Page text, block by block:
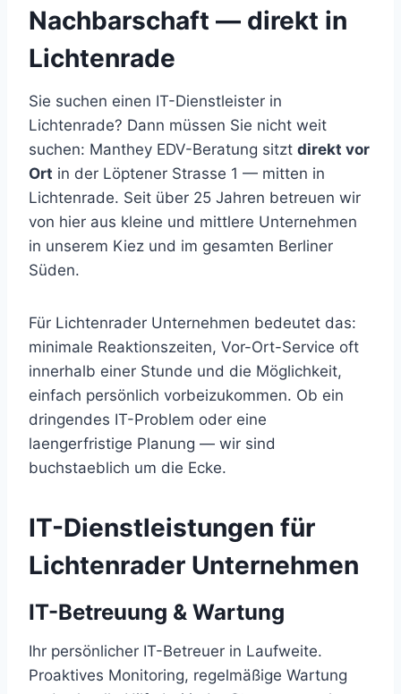
Nachbarschaft — direkt in
Lichtenrade
Sie suchen einen IT-Dienstleister in
Lichtenrade? Dann müssen Sie nicht weit
suchen: Manthey EDV-Beratung sitzt direkt vor
Ort in der Löptener Strasse 1 — mitten in
Lichtenrade. Seit über 25 Jahren betreuen wir
von hier aus kleine und mittlere Unternehmen
in unserem Kiez und im gesamten Berliner
Süden.
Für Lichtenrader Unternehmen bedeutet das:
minimale Reaktionszeiten, Vor-Ort-Service oft
innerhalb einer Stunde und die Möglichkeit,
einfach persönlich vorbeizukommen. Ob ein
dringendes IT-Problem oder eine
laengerfristige Planung — wir sind
buchstaeblich um die Ecke.
IT-Dienstleistungen für
Lichtenrader Unternehmen
IT-Betreuung & Wartung
Ihr persönlicher IT-Betreuer in Laufweite.
Proaktives Monitoring, regelmäßige Wartung